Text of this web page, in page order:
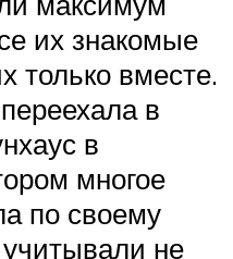
их знакомые
только вместе.
в
в
многое
по своему
не